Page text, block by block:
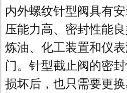
内外螺纹针型阀具有
压能力高、密封性能
炼油、化工装置和仪
门。针型截止阀的密
损坏后，也只需要更